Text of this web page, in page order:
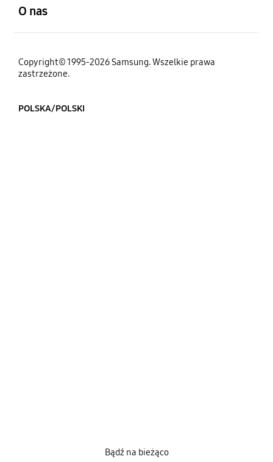
O nas
Copyright© 1995-2026 Samsung. Wszelkie prawa
zastrzeżone.
POLSKA/POLSKI
Bądź na bieżąco